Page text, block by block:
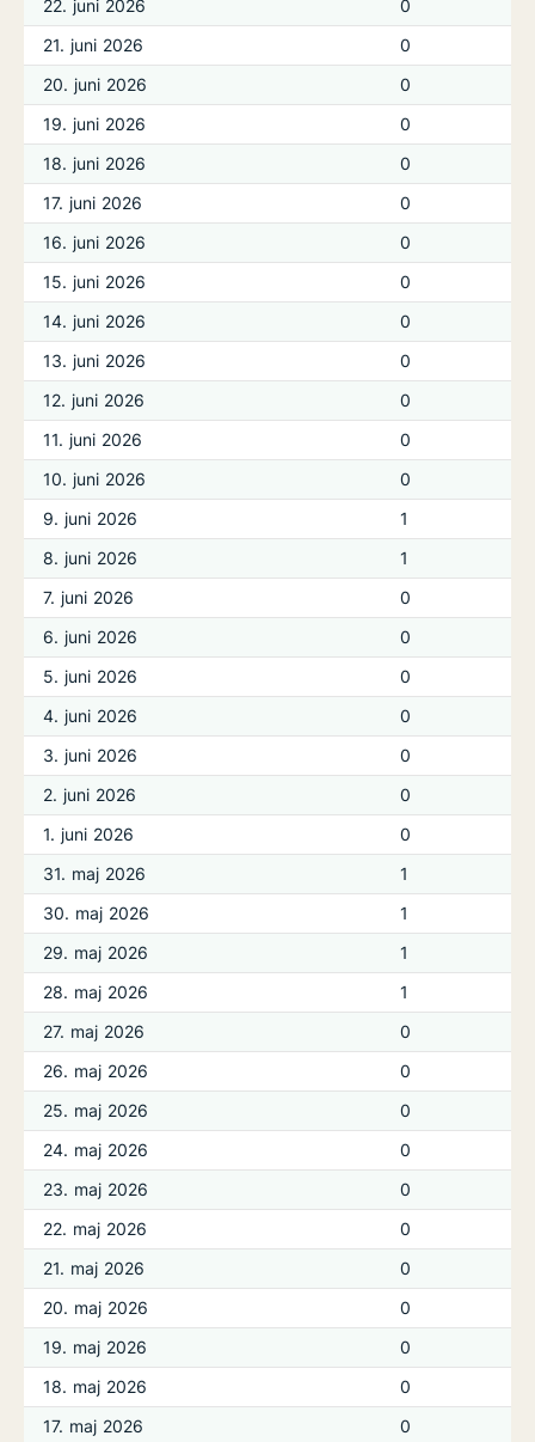
22. juni 2026
0
21. juni 2026
0
20. juni 2026
0
19. juni 2026
0
18. juni 2026
0
17. juni 2026
0
16. juni 2026
0
15. juni 2026
0
14. juni 2026
0
13. juni 2026
0
12. juni 2026
0
11. juni 2026
0
10. juni 2026
0
9. juni 2026
1
8. juni 2026
1
7. juni 2026
0
6. juni 2026
0
5. juni 2026
0
4. juni 2026
0
3. juni 2026
0
2. juni 2026
0
1. juni 2026
0
31. maj 2026
1
30. maj 2026
1
29. maj 2026
1
28. maj 2026
1
27. maj 2026
0
26. maj 2026
0
25. maj 2026
0
24. maj 2026
0
23. maj 2026
0
22. maj 2026
0
21. maj 2026
0
20. maj 2026
0
19. maj 2026
0
18. maj 2026
0
17. maj 2026
0